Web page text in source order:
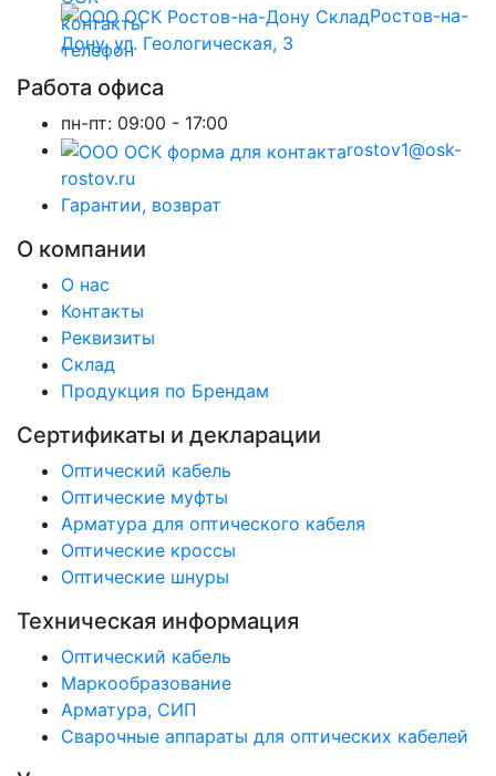
Ростов-на-
Дону, ул. Геологическая, 3
Работа офиса
пн-пт: 09:00 - 17:00
rostov1@osk-
rostov.ru
Гарантии, возврат
О компании
О нас
Контакты
Реквизиты
Склад
Продукция по Брендам
Сертификаты и декларации
Оптический кабель
Оптические муфты
Арматура для оптического кабеля
Оптические кроссы
Оптические шнуры
Техническая информация
Оптический кабель
Маркообразование
Арматура, СИП
Сварочные аппараты для оптических кабелей